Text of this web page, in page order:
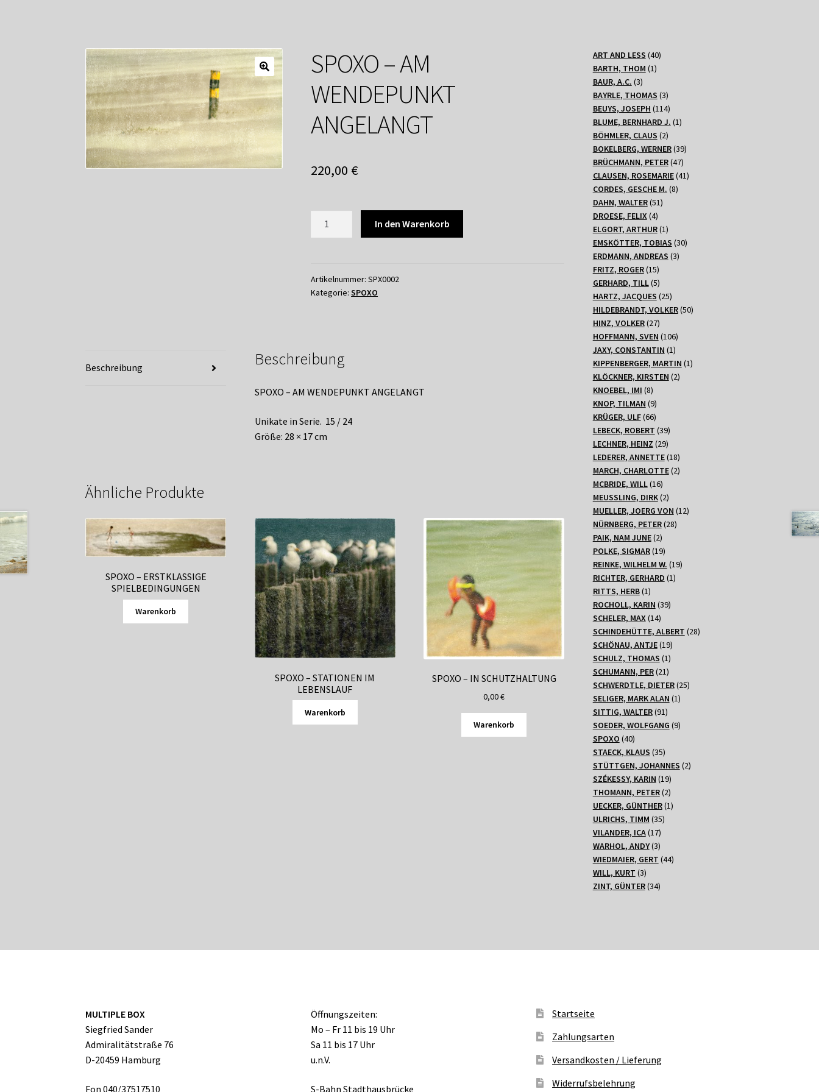
SPOXO – AM
WENDEPUNKT
ANGELANGT
220,00 €
ANGELANGT
Menge
In den Warenkorb
Artikelnummer:SPX0002
Kategorie:SPOXO
Beschreibung Beschreibung
SPOXO – AM WENDEPUNKT ANGELANGT
Unikate in Serie. 15 / 24
Größe: 28 × 17 cm
Ähnliche Produkte
SPOXO – ERSTKLASSIGE
SPIELBEDINGUNGEN
Warenkorb
SPOXO – STATIONEN IM
LEBENSLAUF
Warenkorb
SPOXO – IN SCHUTZHALTUNG
0,00€
Warenkorb
ART AND LESS 4040
BARTH, THOM 11
BAUR, A.C. 33
Produkte
BAYRLE, THOMAS 33
Produkte
BEUYS, JOSEPH 114114
Produkte
BLUME, BERNHARD J. 11
BÖHMLER, CLAUS 22
Produkte
BOKELBERG, WERNER 3939
BRÜCHMANN, PETER 4747
Produkte
CLAUSEN, ROSEMARIE 4141
CORDES, GESCHE M. 88
DAHN, WALTER 5151
DROESE, FELIX 44
Produkte
ELGORT, ARTHUR 11
Produkt
EMSKÖTTER, TOBIAS 3030
ERDMANN, ANDREAS 33
FRITZ, ROGER 1515
Produkte
GERHARD, TILL 55
Produkte
HARTZ, JACQUES 2525
Produkte
HILDEBRANDT, VOLKER 5050
HINZ, VOLKER 2727
Produkte
HOFFMANN, SVEN 106106
Produkte
JAXY, CONSTANTIN 11
Produkt
KIPPENBERGER, MARTIN 11
KLÖCKNER, KIRSTEN 22
KNOEBEL, IMI 88
Produkte
KNOP, TILMAN 99
Produkte
KRÜGER, ULF 6666
Produkte
LEBECK, ROBERT 3939
Produkte
LECHNER, HEINZ 2929
Produkte
LEDERER, ANNETTE 1818
Produkte
MARCH, CHARLOTTE 22
MCBRIDE, WILL 1616
Produkte
MEUSSLING, DIRK 22
Produkte
MUELLER, JOERG VON 1212
NÜRNBERG, PETER 2828
PAIK, NAM JUNE 22
Produkte
POLKE, SIGMAR 1919
Produkte
REINKE, WILHELM W. 1919
RICHTER, GERHARD 11
RITTS, HERB 11
Produkt
ROCHOLL, KARIN 3939
SCHELER, MAX 1414
Produkte
SCHINDEHÜTTE, ALBERT 2828
SCHÖNAU, ANTJE 1919
Produkte
SCHULZ, THOMAS 11
Produkt
SCHUMANN, PER 2121
Produkte
SCHWERDTLE, DIETER 2525
SELIGER, MARK ALAN 11
SITTIG, WALTER 9191
Produkte
SOEDER, WOLFGANG 99
SPOXO 4040
Produkte
STAECK, KLAUS 3535
Produkte
STÜTTGEN, JOHANNES 22
SZÉKESSY, KARIN 1919
Produkte
THOMANN, PETER 22
Produkte
UECKER, GÜNTHER 11
ULRICHS, TIMM 3535
VILANDER, ICA 1717
Produkte
WARHOL, ANDY 33
Produkte
WIEDMAIER, GERT 4444
WILL, KURT 33
Produkte
ZINT, GÜNTER 3434
MULTIPLE BOX
Siegfried Sander
Admiralitätstraße 76
D-20459 Hamburg
Fon 040/37517510
Öffnungszeiten:
Mo – Fr 11 bis 19 Uhr
Sa 11 bis 17 Uhr
u.n.V.
S-Bahn Stadthausbrücke
Startseite
Zahlungsarten
Versandkosten / Lieferung
Widerrufsbelehrung